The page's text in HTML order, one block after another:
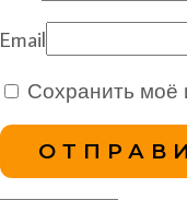
Email
Сохранить моё